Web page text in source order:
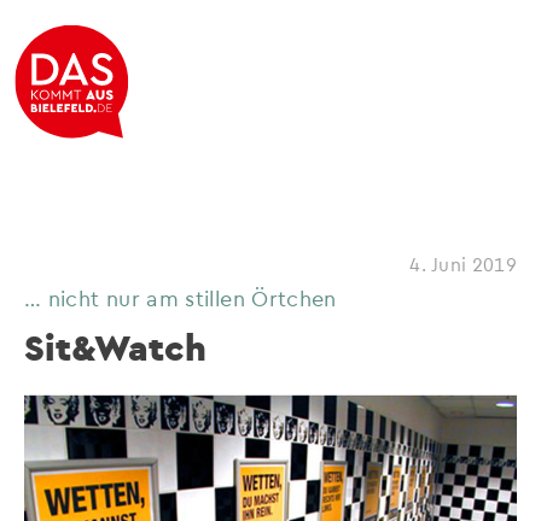
4. Juni 2019
… nicht nur am stillen Örtchen
Sit&Watch